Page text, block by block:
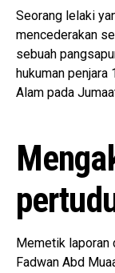
Seorang lelaki
mencederakan
sebuah
hukuman penjara
Alam pada
Memetik laporan
Fadwan Abd